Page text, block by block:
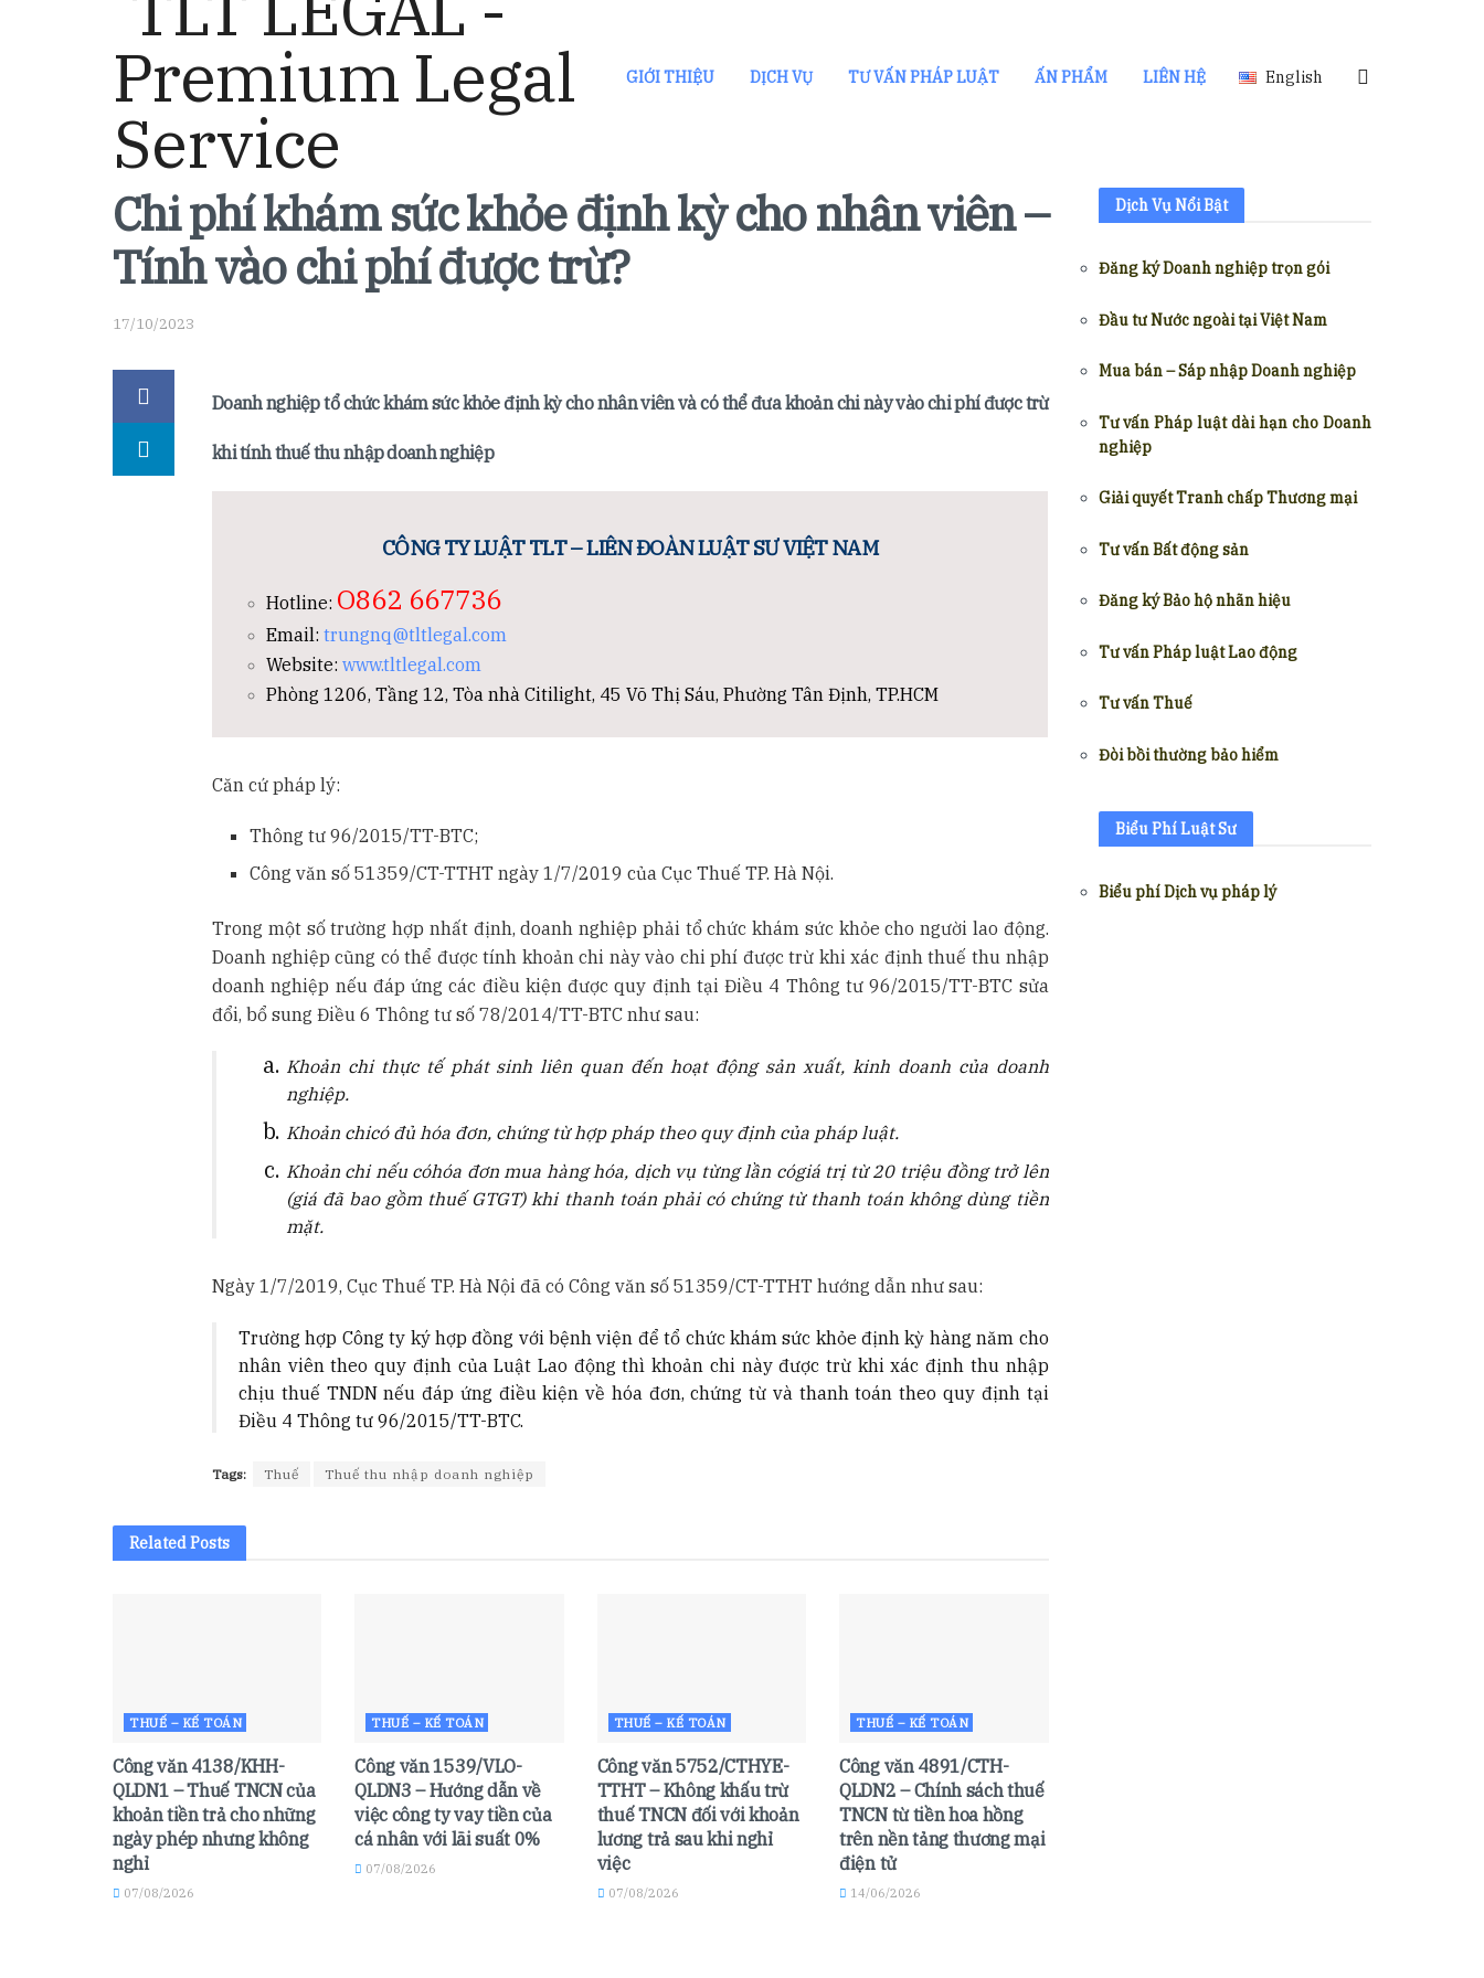
GIỚI THIỆU DỊCH VỤ TƯ VẤN PHÁP LUẬT ẤN PHẨM LIÊN HỆ English
Chi phí khám sức khỏe định kỳ cho nhân viên –
Tính vào chi phí được trừ?
17/10/2023
Doanh nghiệp tổ chức khám sức khỏe định kỳ cho nhân viên và có thể đưa khoản chi này vào chi phí được trừ
khi tính thuế thu nhập doanh nghiệp
CÔNG TY LUẬT TLT – LIÊN ĐOÀN LUẬT SƯ VIỆT NAM
Hotline: O862 667736
Email: trungnq@tltlegal.com
Website:www.tltlegal.com
Phòng 1206, Tầng 12, Tòa nhà Citilight, 45 Võ Thị Sáu, Phường Tân Định, TP.HCM
Căn cứ pháp lý:
Thông tư 96/2015/TT-BTC;
Công văn số 51359/CT-TTHT ngày 1/7/2019 của Cục Thuế TP. Hà Nội.
Trong một số trường hợp nhất định, doanh nghiệp phải tổ chức khám sức khỏe cho người lao động.
Doanh nghiệp cũng có thể được tính khoản chi này vào chi phí được trừ khi xác định thuế thu nhập
doanh nghiệp nếu đáp ứng các điều kiện được quy định tại Điều 4 Thông tư 96/2015/TT-BTC sửa
đổi, bổ sung Điều 6 Thông tư số 78/2014/TT-BTC như sau:
Khoản chi thực tế phát sinh liên quan đến hoạt động sản xuất, kinh doanh của doanh
nghiệp.
Khoản chicó đủ hóa đơn, chứng từ hợp pháp theo quy định của pháp luật.
Khoản chi nếu cóhóa đơn mua hàng hóa, dịch vụ từng lần cógiá trị từ 20 triệu đồng trở lên
(giá đã bao gồm thuế GTGT) khi thanh toán phải có chứng từ thanh toán không dùng tiền
mặt.
Ngày 1/7/2019, Cục Thuế TP. Hà Nội đã có Công văn số 51359/CT-TTHT hướng dẫn như sau:
Trường hợp Công ty ký hợp đồng với bệnh viện để tổ chức khám sức khỏe định kỳ hàng năm cho
nhân viên theo quy định của Luật Lao động thì khoản chi này được trừ khi xác định thu nhập
chịu thuế TNDN nếu đáp ứng điều kiện về hóa đơn, chứng từ và thanh toán theo quy định tại
Điều 4 Thông tư 96/2015/TT-BTC.
Tags: Thuế Thuế thu nhập doanh nghiệp
RelatedPosts
THUẾ – KẾ TOÁN
Công văn 4138/KHH-
QLDN1 – Thuế TNCN của
khoản tiền trả cho những
ngày phép nhưng không
nghỉ
07/08/2026
THUẾ – KẾ TOÁN
Công văn 1539/VLO-
QLDN3 – Hướng dẫn về
việc công ty vay tiền của
cá nhân với lãi suất 0%
07/08/2026
THUẾ – KẾ TOÁN
Công văn 5752/CTHYE-
TTHT – Không khấu trừ
thuế TNCN đối với khoản
lương trả sau khi nghỉ
việc
07/08/2026
THUẾ – KẾ TOÁN
Công văn 4891/CTH-
QLDN2 – Chính sách thuế
TNCN từ tiền hoa hồng
trên nền tảng thương mại
điện tử
14/06/2026
Dịch Vụ Nổi Bật
Đăng ký Doanh nghiệp trọn gói
Đầu tư Nước ngoài tại Việt Nam
Mua bán – Sáp nhập Doanh nghiệp
Tư vấn Pháp luật dài hạn cho Doanh
nghiệp
Giải quyết Tranh chấp Thương mại
Tư vấn Bất động sản
Đăng ký Bảo hộ nhãn hiệu
Tư vấn Pháp luật Lao động
Tư vấn Thuế
Đòi bồi thường bảo hiểm
Biểu Phí Luật Sư
Biểu phí Dịch vụ pháp lý